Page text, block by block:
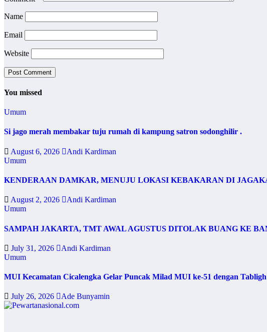
Name
Email
Website
You missed
Umum
Si jago merah membakar tuju rumah di kampung satron sodonghilir .
August 6, 2026
Andi Kardiman
Umum
KENDERAAN DAMKAR, MENUJU LOKASI KEBAKARAN DI
August 2, 2026
Andi Kardiman
Umum
SAMPAH JAKARTA, TMT AWAL AGUSTUS DITOLAK BUANG KE
July 31, 2026
Andi Kardiman
Umum
MUI Kecamatan Cicalengka Gelar Puncak Milad MUI ke-51 dengan
July 26, 2026 Ade Bunyamin